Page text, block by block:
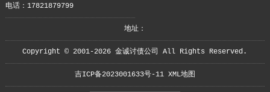
电话：17821879799
地址：
Copyright © 2001-2026 金诚讨债公司 All Rights Reserved.
吉ICP备2023001633号-11 XML地图